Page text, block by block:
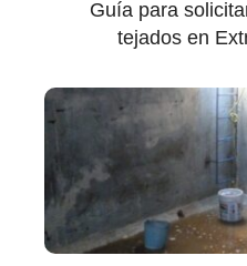
Guía para
tejados en